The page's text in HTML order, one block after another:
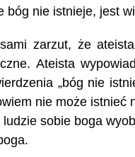
nie istnieje, jest
zarzut, że
Ateista
„bóg nie
nie może istnieć
sobie boga